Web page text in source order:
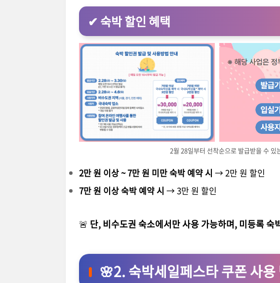
✔ 숙박 할인 혜택
2월 28일부터 선착순으로 발급받을 수 있
2만 원 이상 ~ 7만 원 미만 숙박 예약 시 → 2만 원 할인
7만 원 이상 숙박 예약 시 → 3만 원 할인
🚨 단, 비수도권 숙소에서만 사용 가능하며, 미등록
🌸2. 숙박세일페스타 쿠폰 사용